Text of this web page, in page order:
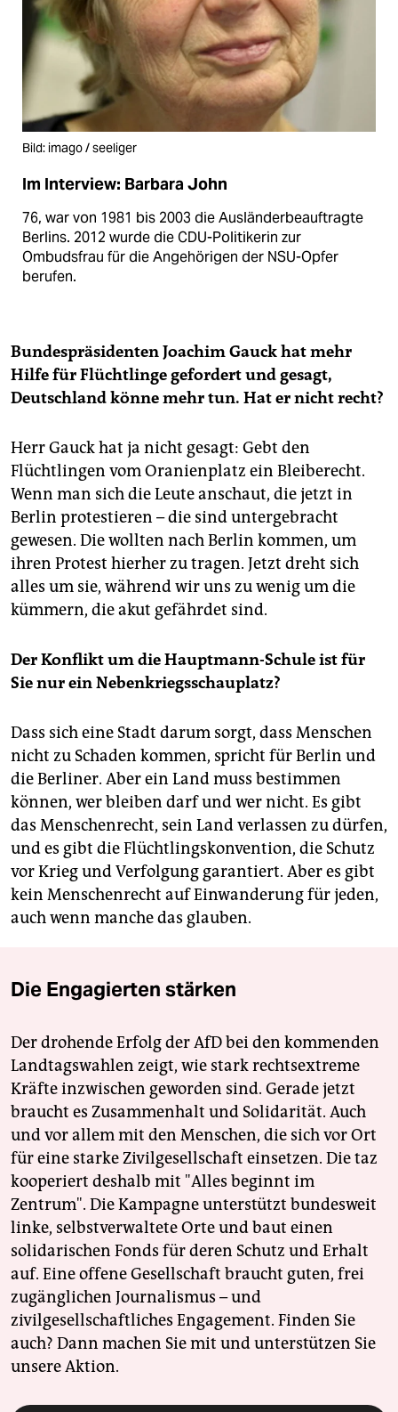
Bild: imago / seeliger
Im Interview: Barbara John
76, war von 1981 bis 2003 die Ausländerbeauftragte
Berlins. 2012 wurde die CDU-Politikerin zur
Ombudsfrau für die Angehörigen der NSU-Opfer
berufen.
Bundespräsidenten Joachim Gauck hat mehr
Hilfe für Flüchtlinge gefordert und gesagt,
Deutschland könne mehr tun. Hat er nicht recht?
Herr Gauck hat ja nicht gesagt: Gebt den
Flüchtlingen vom Oranienplatz ein Bleiberecht.
Wenn man sich die Leute anschaut, die jetzt in
Berlin protestieren – die sind untergebracht
gewesen. Die wollten nach Berlin kommen, um
ihren Protest hierher zu tragen. Jetzt dreht sich
alles um sie, während wir uns zu wenig um die
kümmern, die akut gefährdet sind.
Der Konflikt um die Hauptmann-Schule ist für
Sie nur ein Nebenkriegsschauplatz?
Dass sich eine Stadt darum sorgt, dass Menschen
nicht zu Schaden kommen, spricht für Berlin und
die Berliner. Aber ein Land muss bestimmen
können, wer bleiben darf und wer nicht. Es gibt
das Menschenrecht, sein Land verlassen zu dürfen,
und es gibt die Flüchtlingskonvention, die Schutz
vor Krieg und Verfolgung garantiert. Aber es gibt
kein Menschenrecht auf Einwanderung für jeden,
auch wenn manche das glauben.
Die Engagierten stärken
Der drohende Erfolg der AfD bei den kommenden
Landtagswahlen zeigt, wie stark rechtsextreme
Kräfte inzwischen geworden sind. Gerade jetzt
braucht es Zusammenhalt und Solidarität. Auch
und vor allem mit den Menschen, die sich vor Ort
für eine starke Zivilgesellschaft einsetzen. Die taz
kooperiert deshalb mit "Alles beginnt im
Zentrum". Die Kampagne unterstützt bundesweit
linke, selbstverwaltete Orte und baut einen
solidarischen Fonds für deren Schutz und Erhalt
auf. Eine offene Gesellschaft braucht guten, frei
zugänglichen Journalismus – und
zivilgesellschaftliches Engagement. Finden Sie
auch? Dann machen Sie mit und unterstützen Sie
unsere Aktion.